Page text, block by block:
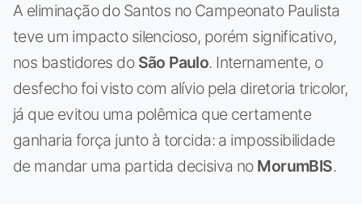
A eliminação do Santos no Campeonato Paulista
teve um impacto silencioso, porém significativo,
nos bastidores do São Paulo. Internamente, o
desfecho foi visto com alívio pela diretoria tricolor,
já que evitou uma polêmica que certamente
ganharia força junto à torcida: a impossibilidade
de mandar uma partida decisiva no MorumBIS.